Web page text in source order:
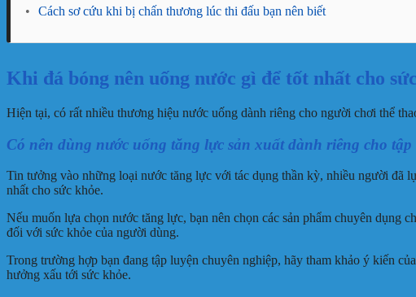
•
Cách sơ cứu khi bị chấn thương lúc thi đấu bạn nên biết
Khi đá bóng nên uống nước gì để tốt nhất cho
Hiện tại, có rất nhiều thương hiệu nước uống dành riêng cho người chơi thể
Có nên dùng nước uống tăng lực sản xuất dành riêng cho tập
Tin tưởng vào những loại nước tăng lực với tác dụng thần kỳ, nhiều người đã
nhất cho sức khỏe.
Nếu muốn lựa chọn nước tăng lực, bạn nên chọn các sản phẩm chuyên
đối với sức khỏe của người dùng.
Trong trường hợp bạn đang tập luyện chuyên nghiệp, hãy tham khảo ý kiến
hưởng xấu tới sức khỏe.